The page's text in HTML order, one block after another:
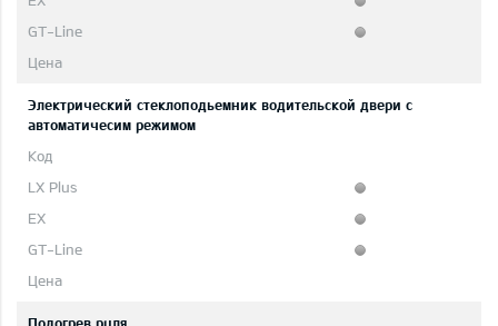
Электрический стеклоподьемник водительской двери с
автоматичесим режимом